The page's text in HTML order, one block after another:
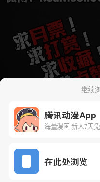
下一话
继续
腾讯动漫App
海量漫画 新人7天
在此处浏览